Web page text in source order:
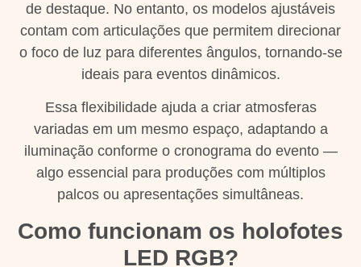
de destaque. No entanto, os modelos ajustáveis
contam com articulações que permitem direcionar
o foco de luz para diferentes ângulos, tornando-se
ideais para eventos dinâmicos.
Essa flexibilidade ajuda a criar atmosferas
variadas em um mesmo espaço, adaptando a
iluminação conforme o cronograma do evento —
algo essencial para produções com múltiplos
palcos ou apresentações simultâneas.
Como funcionam os holofotes
LED RGB?